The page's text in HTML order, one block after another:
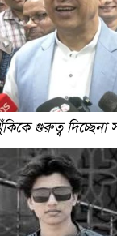
গুরুত্ব দিচ্ছেনা